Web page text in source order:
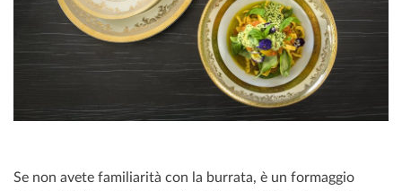
Se non avete familiarità con la burrata, è un formaggio